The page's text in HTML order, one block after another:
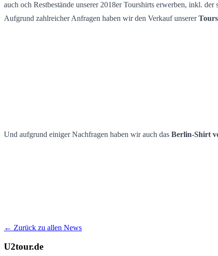
auch och Restbestände unserer 2018er Tourshirts erwerben, inkl.
Aufgrund zahlreicher Anfragen haben wir den Verkauf unserer
Und aufgrund einiger Nachfragen haben wir auch das Berlin-Shirt
← Zurück zu allen News
U2tour.de